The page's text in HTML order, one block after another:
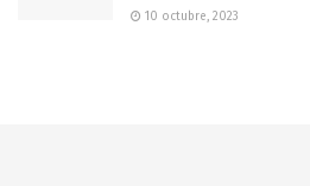
10 octubre, 2023